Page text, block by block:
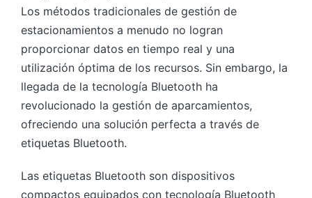
Los métodos tradicionales de gestión de
estacionamientos a menudo no logran
proporcionar datos en tiempo real y una
utilización óptima de los recursos. Sin embargo, la
llegada de la tecnología Bluetooth ha
revolucionado la gestión de aparcamientos,
ofreciendo una solución perfecta a través de
etiquetas Bluetooth.
Las etiquetas Bluetooth son dispositivos
compactos equipados con tecnología Bluetooth